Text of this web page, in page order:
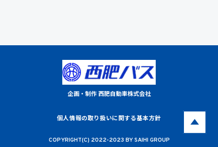
企画・制作 西肥自動車株式会社
個人情報の取り扱いに関する基本方針
COPYRIGHT(C) 2022-2023 BY SAIHI GROUP